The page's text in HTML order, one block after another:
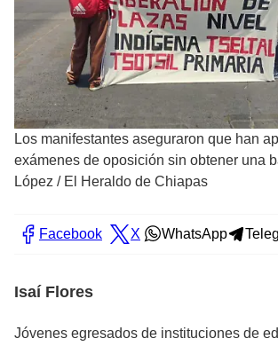
Los manifestantes aseguraron que han
exámenes de oposición sin obtener una
López / El Heraldo de Chiapas
Facebook X WhatsApp
Isaí Flores
Jóvenes egresados de instituciones de